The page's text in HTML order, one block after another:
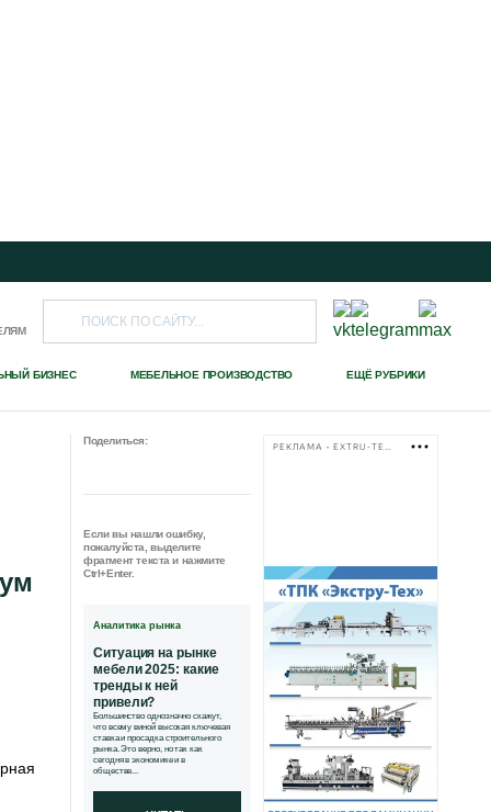
БИЗНЕС МЕБЕЛЬНОЕ ПРОИЗВОДСТВО ЕЩЁ РУБРИКИ
Поделиться:
Если вы нашли ошибку,
пожалуйста, выделите
фрагмент текста и нажмите
Ctrl+Enter.
Аналитика рынка
Ситуация на рынке
мебели 2025: какие
тренды к ней
привели?
Большинство однозначно скажут,
что всему виной высокая ключевая
ставка и просадка строительного
рынка. Это верно, но так как
сегодня в экономике и в
обществе...